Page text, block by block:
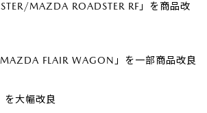
MAZDA ROADSTER RF」を商品改
FLAIR WAGON」を一部商品改良
を大幅改良